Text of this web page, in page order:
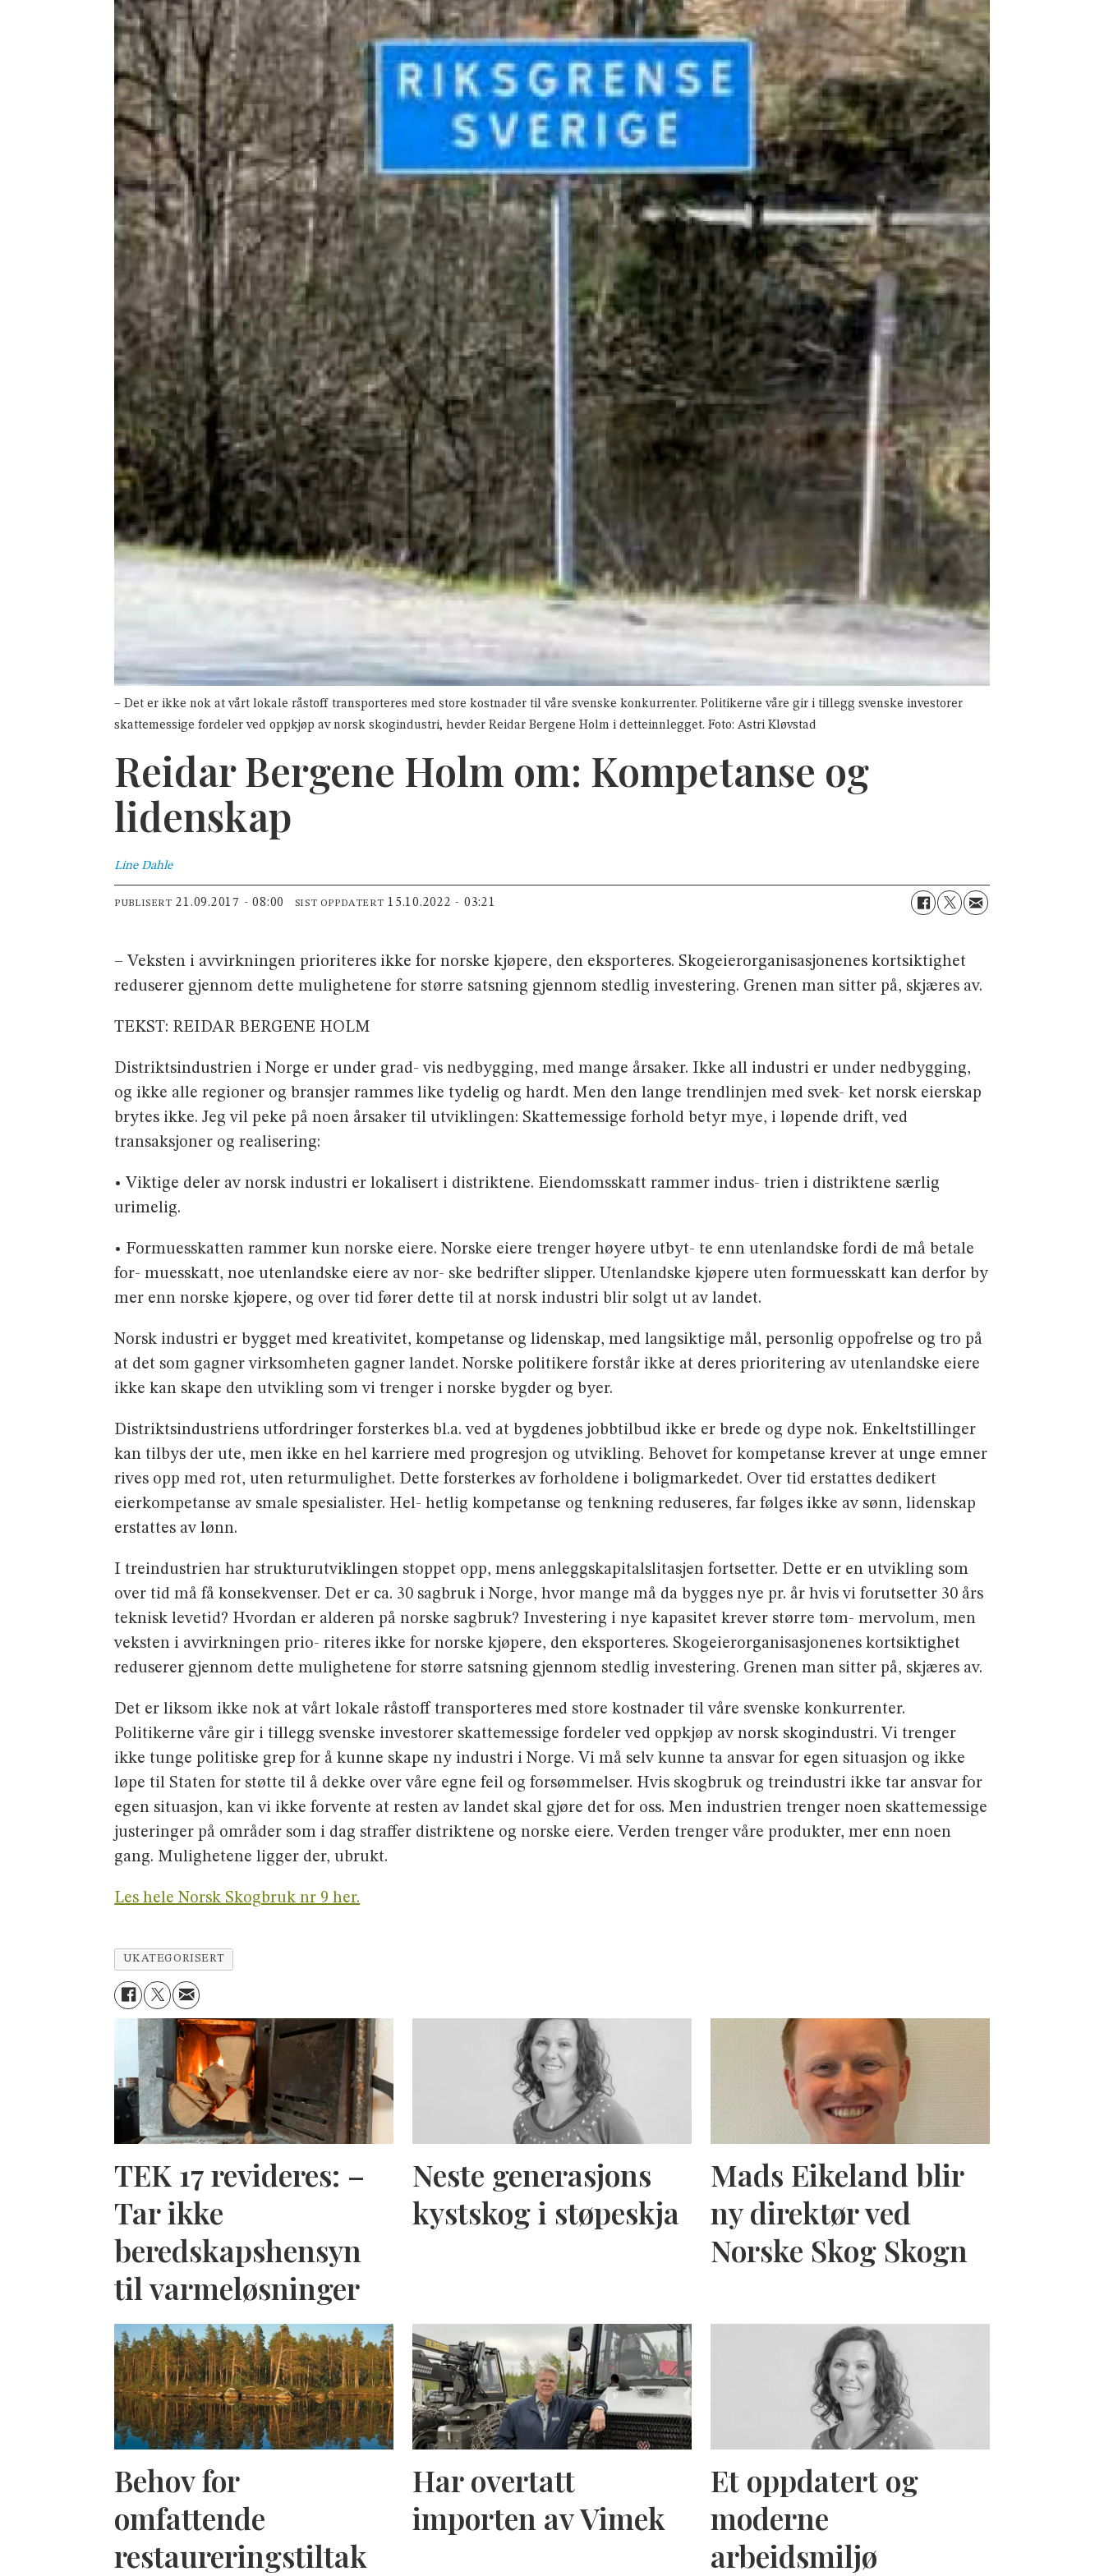
– Det er ikke nok at vårt lokale råstoff transporteres med store kostnader til våre svenske konkurrenter. Politikerne våre gir i tillegg svenske investorer
skattemessige fordeler ved oppkjøp av norsk skogindustri, hevder Reidar Bergene Holm i detteinnlegget. Foto: Astri Kløvstad
Reidar Bergene Holm om: Kompetanse og
lidenskap
Line Dahle
PUBLISERT 21.09.2017 - 08:00 SIST OPPDATERT 15.10.2022 - 03:21
– Veksten i avvirkningen prioriteres ikke for norske kjøpere, den eksporteres. Skogeierorganisasjonenes kortsiktighet
reduserer gjennom dette mulighetene for større satsning gjennom stedlig investering. Grenen man sitter på, skjæres av.
TEKST: REIDAR BERGENE HOLM
Distriktsindustrien i Norge er under grad- vis nedbygging, med mange årsaker. Ikke all industri er under nedbygging,
og ikke alle regioner og bransjer rammes like tydelig og hardt. Men den lange trendlinjen med svek- ket norsk eierskap
brytes ikke. Jeg vil peke på noen årsaker til utviklingen: Skattemessige forhold betyr mye, i løpende drift, ved
transaksjoner og realisering:
• Viktige deler av norsk industri er lokalisert i distriktene. Eiendomsskatt rammer indus- trien i distriktene særlig
urimelig.
• Formuesskatten rammer kun norske eiere. Norske eiere trenger høyere utbyt- te enn utenlandske fordi de må betale
for- muesskatt, noe utenlandske eiere av nor- ske bedrifter slipper. Utenlandske kjøpere uten formuesskatt kan derfor by
mer enn norske kjøpere, og over tid fører dette til at norsk industri blir solgt ut av landet.
Norsk industri er bygget med kreativitet, kompetanse og lidenskap, med langsiktige mål, personlig oppofrelse og tro på
at det som gagner virksomheten gagner landet. Norske politikere forstår ikke at deres prioritering av utenlandske eiere
ikke kan skape den utvikling som vi trenger i norske bygder og byer.
Distriktsindustriens utfordringer forsterkes bl.a. ved at bygdenes jobbtilbud ikke er brede og dype nok. Enkeltstillinger
kan tilbys der ute, men ikke en hel karriere med progresjon og utvikling. Behovet for kompetanse krever at unge emner
rives opp med rot, uten returmulighet. Dette forsterkes av forholdene i boligmarkedet. Over tid erstattes dedikert
eierkompetanse av smale spesialister. Hel- hetlig kompetanse og tenkning reduseres, far følges ikke av sønn, lidenskap
erstattes av lønn.
I treindustrien har strukturutviklingen stoppet opp, mens anleggskapitalslitasjen fortsetter. Dette er en utvikling som
over tid må få konsekvenser. Det er ca. 30 sagbruk i Norge, hvor mange må da bygges nye pr. år hvis vi forutsetter 30 års
teknisk levetid? Hvordan er alderen på norske sagbruk? Investering i nye kapasitet krever større tøm- mervolum, men
veksten i avvirkningen prio- riteres ikke for norske kjøpere, den eksporteres. Skogeierorganisasjonenes kortsiktighet
reduserer gjennom dette mulighetene for større satsning gjennom stedlig investering. Grenen man sitter på, skjæres av.
Det er liksom ikke nok at vårt lokale råstoff transporteres med store kostnader til våre svenske konkurrenter.
Politikerne våre gir i tillegg svenske investorer skattemessige fordeler ved oppkjøp av norsk skogindustri. Vi trenger
ikke tunge politiske grep for å kunne skape ny industri i Norge. Vi må selv kunne ta ansvar for egen situasjon og ikke
løpe til Staten for støtte til å dekke over våre egne feil og forsømmelser. Hvis skogbruk og treindustri ikke tar ansvar for
egen situasjon, kan vi ikke forvente at resten av landet skal gjøre det for oss. Men industrien trenger noen skattemessige
justeringer på områder som i dag straffer distriktene og norske eiere. Verden trenger våre produkter, mer enn noen
gang. Mulighetene ligger der, ubrukt.
Les hele Norsk Skogbruk nr 9 her.
UKATEGORISERT
TEK 17 revideres: –
Tar ikke
beredskapshensyn
til varmeløsninger
Neste generasjons
kystskog i støpeskja
Mads Eikeland blir
ny direktør ved
Norske Skog Skogn
Behov for
omfattende
restaureringstiltak
Har overtatt
importen av Vimek
Et oppdatert og
moderne
arbeidsmiljø